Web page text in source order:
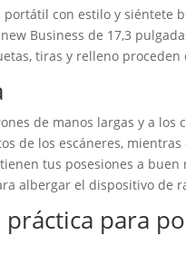
con estilo y siéntete
Business de 17,3
tiras y relleno
de manos largas y a
de los escáneres,
tus posesiones a buen
albergar el dispositivo de
práctica para